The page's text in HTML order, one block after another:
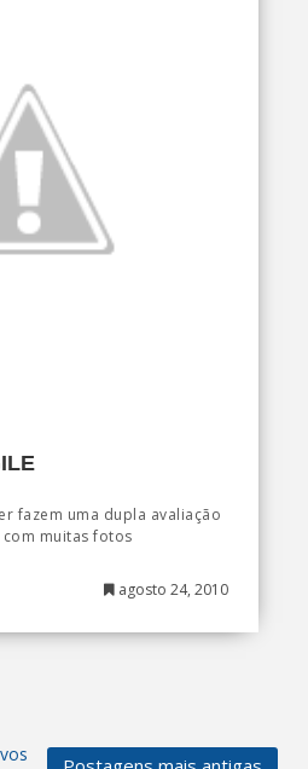
fazem uma dupla avaliação
muitas fotos
agosto 24, 2010